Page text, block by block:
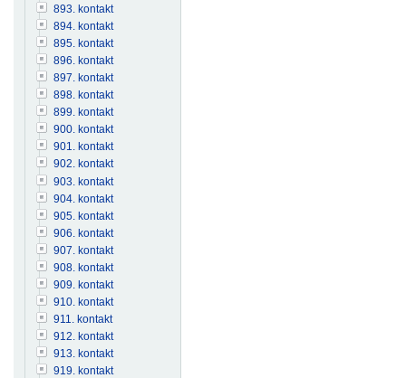
893. kontakt
894. kontakt
895. kontakt
896. kontakt
897. kontakt
898. kontakt
899. kontakt
900. kontakt
901. kontakt
902. kontakt
903. kontakt
904. kontakt
905. kontakt
906. kontakt
907. kontakt
908. kontakt
909. kontakt
910. kontakt
911. kontakt
912. kontakt
913. kontakt
919. kontakt